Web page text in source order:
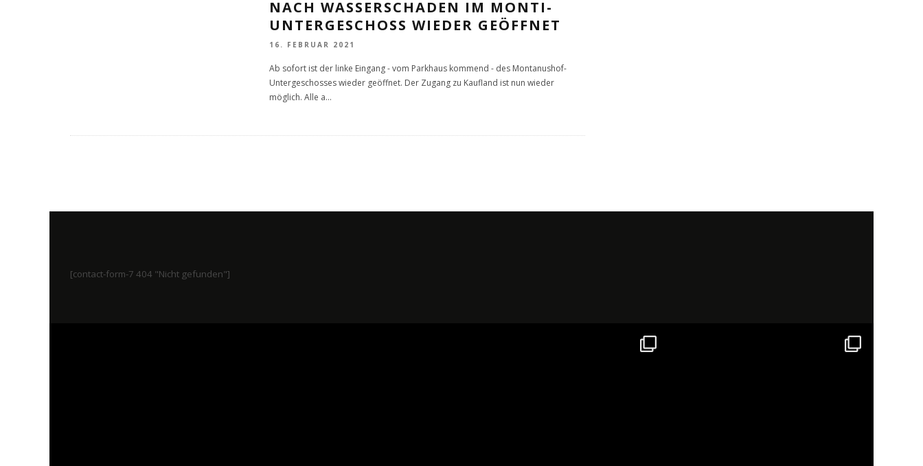
NACH WASSERSCHADEN IM MONTI-
UNTERGESCHOSS WIEDER GEÖFFNET
16. FEBRUAR 2021
Ab sofort ist der linke Eingang - vom Parkhaus kommend - des Montanushof-
Untergeschosses wieder geöffnet. Der Zugang zu Kaufland ist nun wieder
möglich. Alle a...
[contact-form-7 404 "Nicht gefunden"]